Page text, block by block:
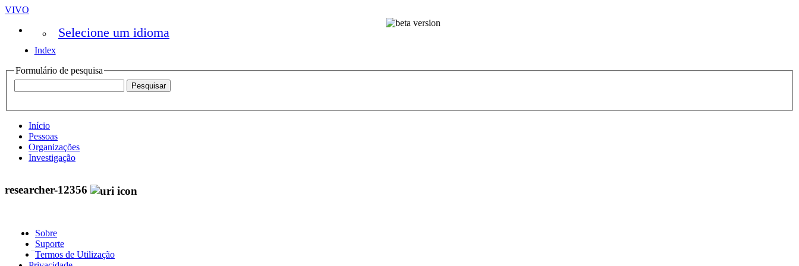
VIVO
Selecione um idioma
Index
Formulário de pesquisa
Início
Pessoas
Organizações
Investigação
researcher-12356
Sobre
Suporte
Termos de Utilização